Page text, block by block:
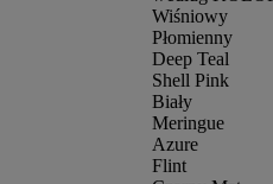
Wiśniowy
Płomienny
Deep Teal
Shell Pink
Biały
Meringue
Azure
Flint